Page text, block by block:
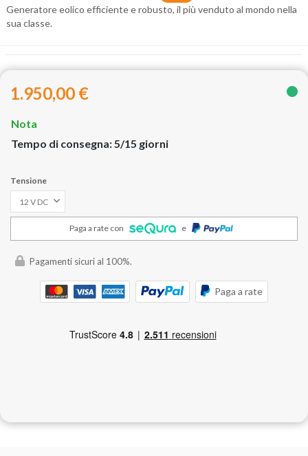
Generatore eolico efficiente e robusto, il più venduto al mondo nella
sua classe.
1.950,00 €
Nota
Tempo di consegna: 5/15 giorni
Tensione
Paga a rate con e
Pagamenti sicuri al 100%.
Paga a rate